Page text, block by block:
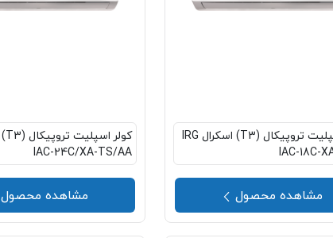
کولر اسپلیت تروپیکال (T3) اسکرال IRG
IAC-18C-
مشاهده محصول
IAC-24C/XA-TS/AA
مشاهده محصول